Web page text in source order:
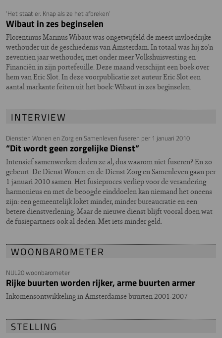
‘Het staat er. Knap als ze het afbreken’
Wibaut in zes beginselen
Florentinus Marinus Wibaut was ongetwijfeld de meest invloedrijke
wethouder uit de geschiedenis van Amsterdam. In totaal was hij zo’n
zeventien jaar wethouder, met onder meer Volkshuisvesting en
Financiën in zijn portefeuille. Deze maand verschijnt een boek over
hem van Eric Slot. In deze voorpublicatie zet auteur Eric Slot een
aantal markante feiten uit het boek: Wibaut in zes beginselen.
INTERVIEW
Diensten Wonen en Zorg en Samenleven fuseren per 1 januari 2010
“Dit wordt geen zorgelijke Dienst”
Intensief samenwerken deden ze al, dus waarom niet fuseren? En zo
gebeurt. De Dienst Wonen en de Dienst Zorg en Samenleven gaan per
1 januari 2010 samen. Het fusieproces verliep voor de verandering
harmonieus en met de beoogde einddoelen kan niemand het oneens
zijn: een gemeentelijk loket minder, minder bureaucratie en een
betere dienstverlening. Maar de nieuwe dienst blijft vooral doen wat
de fusiepartners ook al deden. Met iets minder geld.
WOONBAROMETER
NUL20 woonbarometer
Rijke buurten worden rijker, arme buurten armer
Inkomensontwikkeling in Amsterdamse buurten 2001-2007
STELLING